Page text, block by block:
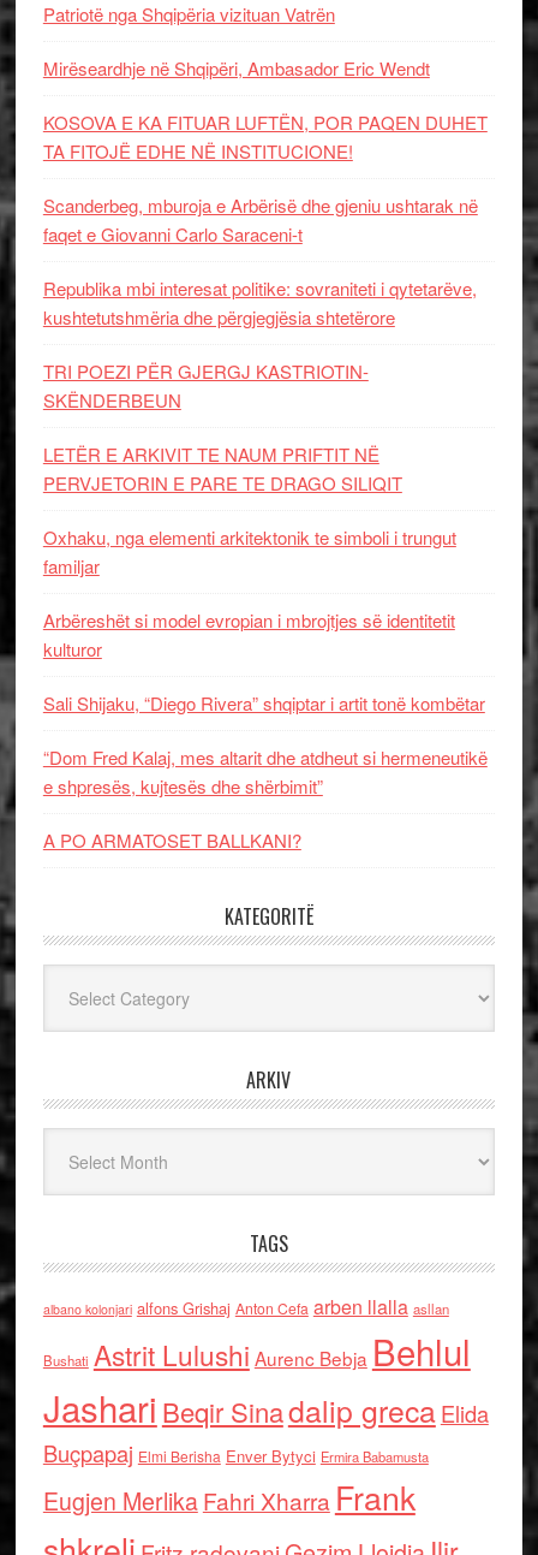
Patriotë nga Shqipëria vizituan Vatrën
Mirëseardhje në Shqipëri, Ambasador Eric Wendt
KOSOVA E KA FITUAR LUFTËN, POR PAQEN DUHET
TA FITOJË EDHE NË INSTITUCIONE!
Scanderbeg, mburoja e Arbërisë dhe gjeniu ushtarak në
faqet e Giovanni Carlo Saraceni-t
Republika mbi interesat politike: sovraniteti i qytetarëve,
kushtetutshmëria dhe përgjegjësia shtetërore
TRI POEZI PËR GJERGJ KASTRIOTIN-
SKËNDERBEUN
LETËR E ARKIVIT TE NAUM PRIFTIT NË
PERVJETORIN E PARE TE DRAGO SILIQIT
Oxhaku, nga elementi arkitektonik te simboli i trungut
familjar
Arbëreshët si model evropian i mbrojtjes së identitetit
kulturor
Sali Shijaku, “Diego Rivera” shqiptar i artit tonë kombëtar
“Dom Fred Kalaj, mes altarit dhe atdheut si hermeneutikë
e shpresës, kujtesës dhe shërbimit”
A PO ARMATOSET BALLKANI?
KATEGORITË
ARKIV
TAGS
albano kolonjari alfons Grishaj Anton Cefa arben llalla asllan
Bushati Astrit Lulushi Aurenc Bebja Behlul
Jashari Beqir Sinadalip grecaElida
Buçpapaj Elmi Berisha Enver Bytyci Ermira Babamusta
Eugjen MerlikaFahri Xharra Frank